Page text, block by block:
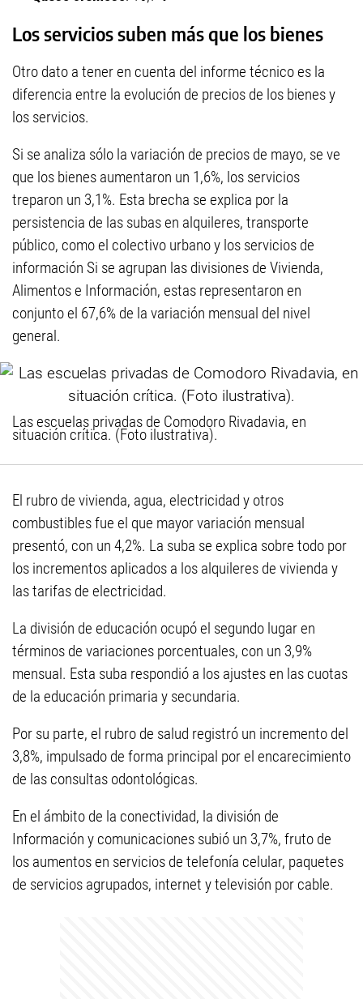
Los servicios suben más que los bienes
Otro dato a tener en cuenta del informe técnico es la
diferencia entre la evolución de precios de los bienes y
los servicios.
Si se analiza sólo la variación de precios de mayo, se ve
que los bienes aumentaron un 1,6%, los servicios
treparon un 3,1%. Esta brecha se explica por la
persistencia de las subas en alquileres, transporte
público, como el colectivo urbano y los servicios de
información Si se agrupan las divisiones de Vivienda,
Alimentos e Información, estas representaron en
conjunto el 67,6% de la variación mensual del nivel
general.
Las escuelas privadas de Comodoro Rivadavia, en
situación crítica. (Foto ilustrativa).
El rubro de vivienda, agua, electricidad y otros
combustibles fue el que mayor variación mensual
presentó, con un 4,2%. La suba se explica sobre todo por
los incrementos aplicados a los alquileres de vivienda y
las tarifas de electricidad.
La división de educación ocupó el segundo lugar en
términos de variaciones porcentuales, con un 3,9%
mensual. Esta suba respondió a los ajustes en las cuotas
de la educación primaria y secundaria.
Por su parte, el rubro de salud registró un incremento del
3,8%, impulsado de forma principal por el encarecimiento
de las consultas odontológicas.
En el ámbito de la conectividad, la división de
Información y comunicaciones subió un 3,7%, fruto de
los aumentos en servicios de telefonía celular, paquetes
de servicios agrupados, internet y televisión por cable.